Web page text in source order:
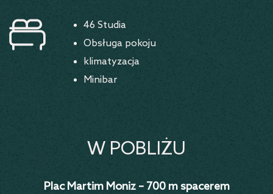
46 Studia
Obsługa pokoju
klimatyzacja
Minibar
W POBLIŻU
Plac Martim Moniz – 700 m spacerem